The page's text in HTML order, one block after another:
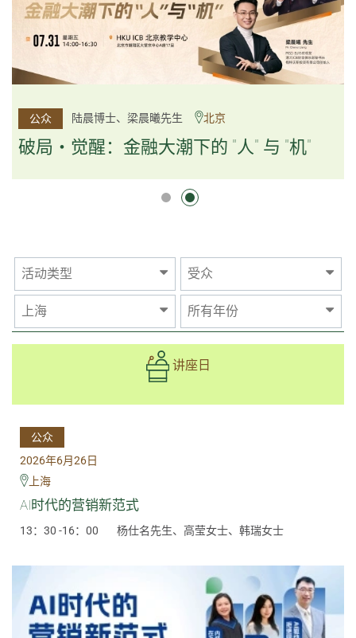
公众 杨文斌先生、邱良弼先生 广州
逻辑×算法：重塑资产配置内核
逻辑×算法：重塑资产配置内核
公众 陆晨博士、梁晨曦先生 北京
破局・觉醒：金融大潮下的 "人" 与 "机"
活动类型 受众
上海 所有年份
讲座日
公众
2026年6月26日
上海
AI时代的营销新范式
13：30 -16：00 杨仕名先生、高莹女士、韩瑞女士